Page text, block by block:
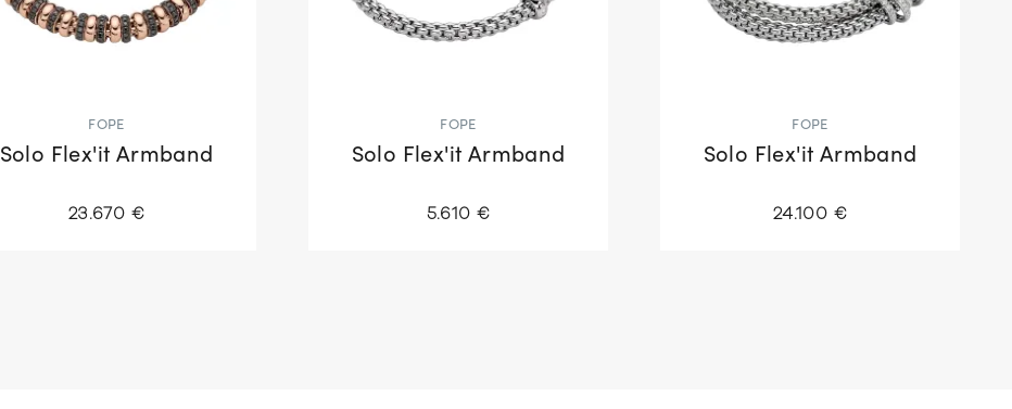
FOPE
Solo Flex'it Armband
23.670 €
FOPE
Solo Flex'it Armband
5.610 €
FOPE
Solo Flex'it Armband
24.100 €